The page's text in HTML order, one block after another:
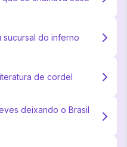
do inferno
de cordel
deixando o Brasil